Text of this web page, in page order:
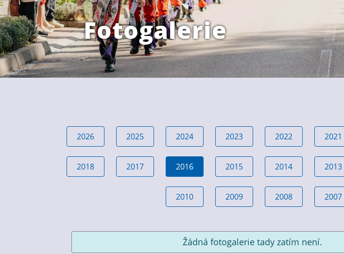
Fotogalerie
2026 2025 2024 2023 2022 2021
2018 2017 2016 2015 2014 2013
2010 2009 2008 2007
Žádná fotogalerie tady zatím není.